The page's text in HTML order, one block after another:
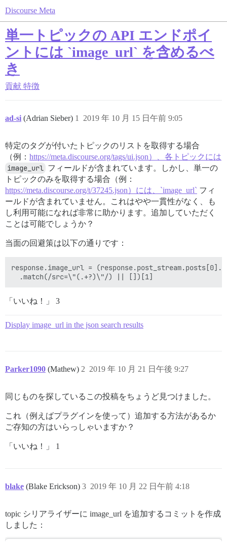
Discourse Meta
単一トピックの API エンドポイ
ントには `image_url` を含めるべ
き
貢献 特徴
ad-si (Adrian Sieber) 2019 年 10 月 15 日午前 9:05
1
特定のタグが付いたトピックのリストを取得する場合
（例： https://meta.discourse.org/tags/ui.json）、各トピックには
image_url フィールドが含まれています。しかし、単一の
トピックのみを取得する場合（例：
https://meta.discourse.org/t/37245.json）には、`image_url` フィ
ールドが含まれていません。これはやや一貫性がなく、も
し利用可能になれば非常に助かります。追加していただく
ことは可能でしょうか？
当面の回避策は以下の通りです：
response.image_url =
「いいね！」 3
Display image_url in the json search results
Parker1090 (Mathew) 2019 年 10 月 21 日午後 9:27
2
同じものを探しているこの投稿をちょうど見つけました。
これ（例えばプラグインを使って）追加する方法があるか
ご存知の方はいらっしゃいますか？
「いいね！」 1
blake (Blake Erickson) 2019 年 10 月 22 日午前 4:18
3
topic シリアライザーに image_url を追加するコミットを作成
しました：